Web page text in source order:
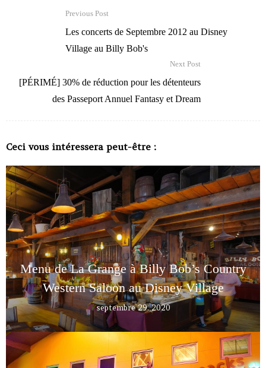
Previous Post
Les concerts de Septembre 2012 au Disney
Village au Billy Bob's
Next Post
[PÉRIMÉ] 30% de réduction pour les détenteurs
des Passeport Annuel Fantasy et Dream
Ceci vous intéressera peut-être :
Menu de La Grange à Billy Bob’s Country
Western Saloon au Disney Village
septembre 29, 2020